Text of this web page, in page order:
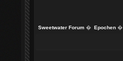
Sweetwater Forum � Epochen�